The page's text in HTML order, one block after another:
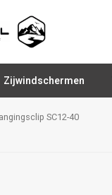
Zijwindschermen
SC12-40